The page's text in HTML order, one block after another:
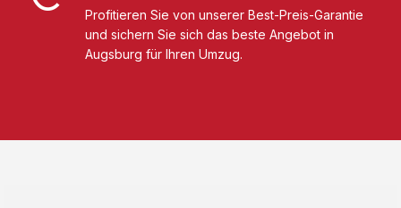
Profitieren Sie von unserer Best-Preis-Garantie
und sichern Sie sich das beste Angebot in
Augsburg für Ihren Umzug.